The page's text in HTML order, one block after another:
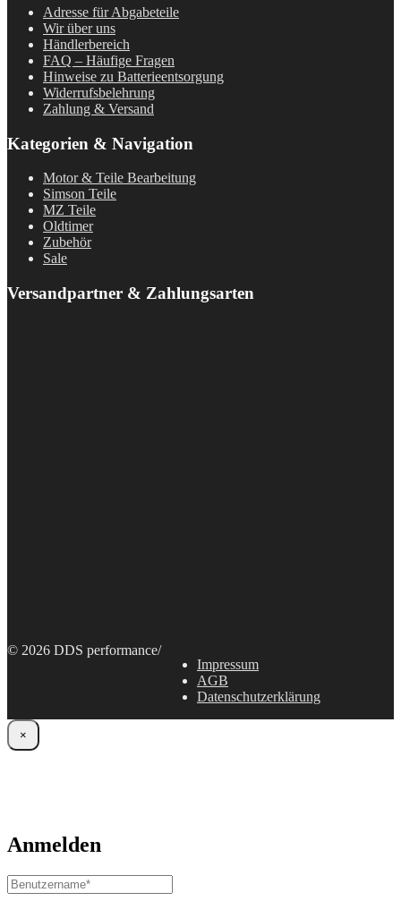
Adresse für Abgabeteile
Wir über uns
Händlerbereich
FAQ – Häufige Fragen
Hinweise zu Batterieentsorgung
Widerrufsbelehrung
Zahlung & Versand
Kategorien & Navigation
Motor & Teile Bearbeitung
Simson Teile
MZ Teile
Oldtimer
Zubehör
Sale
Versandpartner & Zahlungsarten
© 2026 DDS performance/
Impressum
AGB
Datenschutzerklärung
×
Anmelden
Benutzername
oder